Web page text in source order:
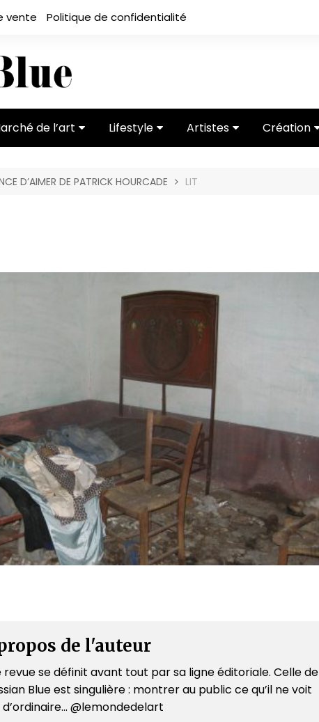
vente Politique de confidentialité
de l’art Lifestyle
Mode
Artistes
Entretiens
Création
D’AIMER DE PATRICK HOURCADE LIT
de l'auteur
revue se définit avant tout par sa ligne éditoriale. Celle de
Blue est singulière : montrer au public ce qu’il ne voit
@lemondedelart